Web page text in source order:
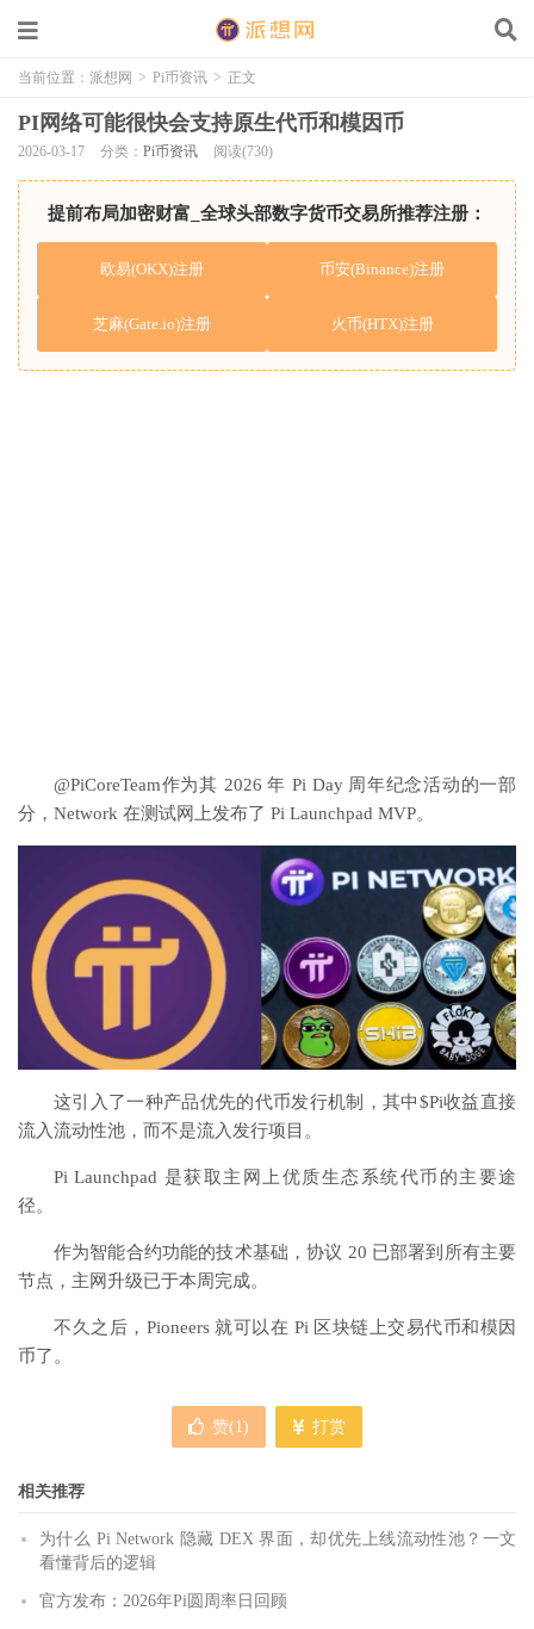
当前位置： 派想网 > Pi币资讯 > 正文
PI网络可能很快会支持原生代币和模因币
2026-03-17 分类： Pi币资讯 阅读(730)
提前布局加密财富_全球头部数字货币交易所推荐注册：
欧易(OKX)注册 币安(Binance)注册
芝麻(Gate.io)注册 火币(HTX)注册
@PiCoreTeam作为其 2026 年 Pi Day 周年纪念活动的一部
分，Network 在测试网上发布了 Pi Launchpad MVP。
这引入了一种产品优先的代币发行机制，其中$Pi收益直接
流入流动性池，而不是流入发行项目。
Pi Launchpad 是获取主网上优质生态系统代币的主要途
径。
作为智能合约功能的技术基础，协议 20 已部署到所有主要
节点，主网升级已于本周完成。
不久之后，Pioneers 就可以在 Pi 区块链上交易代币和模因
币了。
赞(1) 打赏
相关推荐
为什么 Pi Network 隐藏 DEX 界面，却优先上线流动性池？一文
看懂背后的逻辑
官方发布：2026年Pi圆周率日回顾